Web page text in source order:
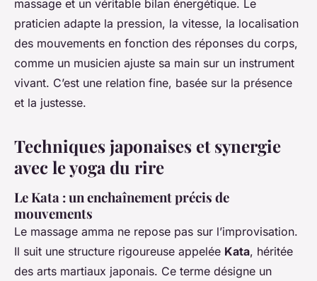
massage et un véritable bilan énergétique. Le
praticien adapte la pression, la vitesse, la localisation
des mouvements en fonction des réponses du corps,
comme un musicien ajuste sa main sur un instrument
vivant. C’est une relation fine, basée sur la présence
et la justesse.
Techniques japonaises et synergie
avec le yoga du rire
Le Kata : un enchaînement précis de
mouvements
Le massage amma ne repose pas sur l’improvisation.
Il suit une structure rigoureuse appelée Kata, héritée
des arts martiaux japonais. Ce terme désigne un